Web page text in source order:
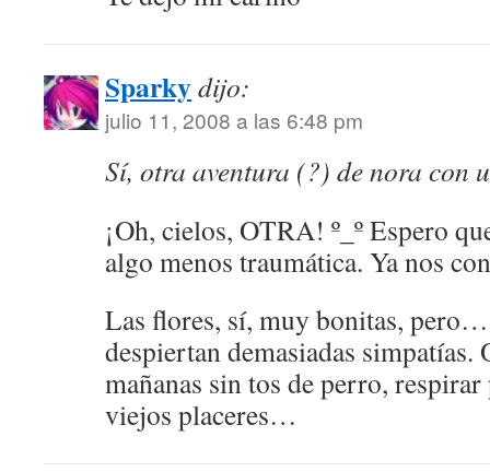
Sparkydijo:
julio 11, 2008 a las 6:48 pm
Sí, otra aventura (?) de nora con
¡Oh, cielos, OTRA! º_º Espero
algo menos traumática. Ya nos
Las flores, sí, muy bonitas,
despiertan demasiadas simpatías.
mañanas sin tos de perro,
viejos placeres…